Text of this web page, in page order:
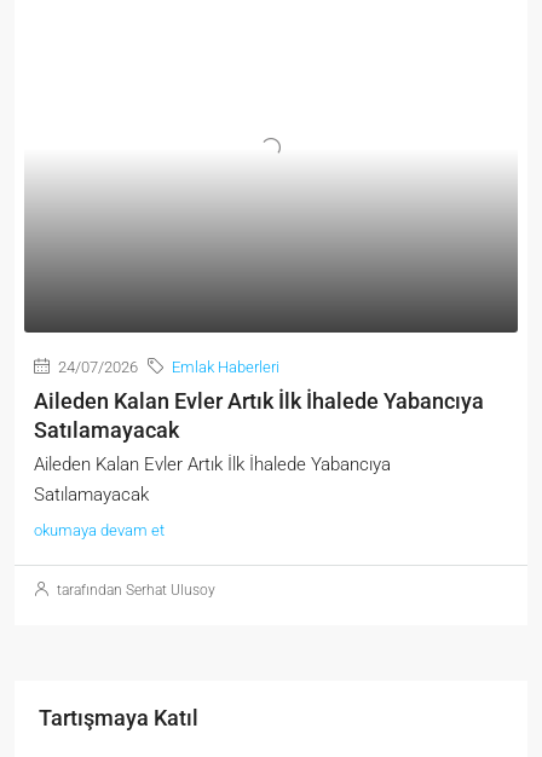
24/07/2026 Emlak Haberleri
Aileden Kalan Evler Artık İlk İhalede Yabancıya
Satılamayacak
Aileden Kalan Evler Artık İlk İhalede Yabancıya
Satılamayacak
okumaya devam et
tarafından Serhat Ulusoy
Tartışmaya Katıl